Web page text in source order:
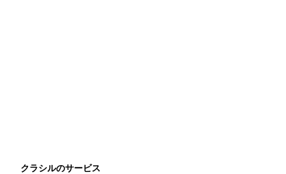
クラシルのサービス